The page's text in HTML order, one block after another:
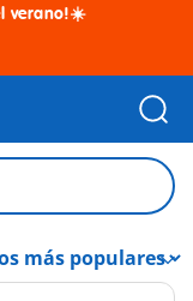
verano!☀️